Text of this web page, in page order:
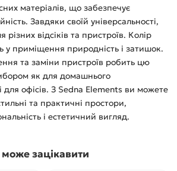
матеріалів, що забезпечує
Завдяки своїй універсальності,
різних відсіків та пристроїв. Колір
у приміщення природність і затишок.
та заміни пристроїв робить цю
як для домашнього
для офісів. З Sedna Elements ви можете
та практичні простори,
і естетичний вигляд.
зацікавити